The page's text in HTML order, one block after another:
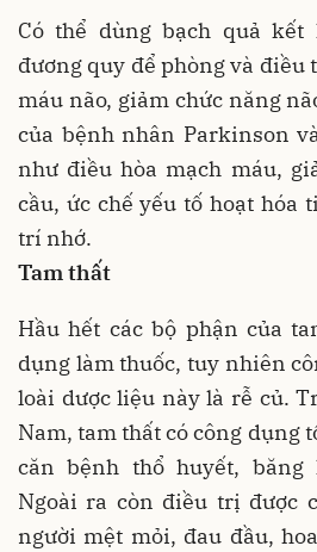
Có thể dùng bạch quả kết
đương quy để phòng và điều
máu não, giảm chức năng
của bệnh nhân Parkinson
như điều hòa mạch máu,
cầu, ức chế yếu tố hoạt hóa
trí nhớ.
Tam thất
Hầu hết các bộ phận của
dụng làm thuốc, tuy nhiên
loài dược liệu này là rễ củ.
Nam, tam thất có công dụng
căn bệnh thổ huyết, băng
Ngoài ra còn điều trị được
người mệt mỏi, đau đầu,